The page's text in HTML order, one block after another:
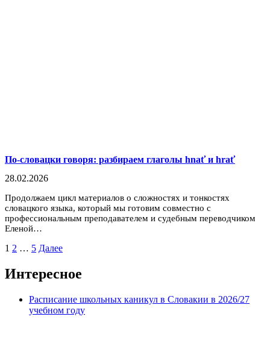
По-словацки говоря: разбираем глаголы hnať и hrať
28.02.2026
Продолжаем цикл материалов о сложностях и тонкостях
словацкого языка, который мы готовим совместно с
профессиональным преподавателем и судебным переводчиком
Еленой…
Пагинация
записей
1 2 … 5 Далее
Интересное
Расписание школьных каникул в Словакии в 2026/27
учебном году